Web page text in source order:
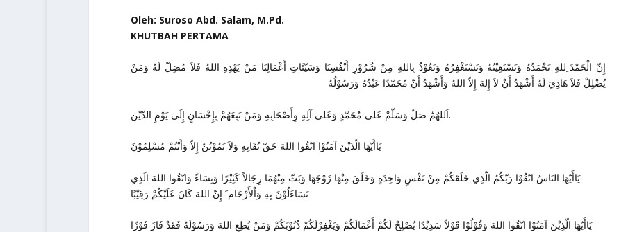
Oleh: Suroso Abd. Salam, M.Pd.
KHUTBAH PERTAMA
إِنّ الْحَمْدَ ِللهِ نَحْمَدُهُ وَنَسْتَعِيْنُهُ وَنَسْتَغْفِرُهُ وَنَعُوْذُ بِاللهِ مِنْ شُرُوْرِ أَنْفُسِنَا وَسَيّئَاتِ أَعْمَالِنَا مَنْ يَهْدِهِ اللهُ فَلاَ مُضِلّ لَهُ وَمَنْ
يُضْلِلْ فَلاَ هَادِيَ لَهُ أَشْهَدُ أَنْ لاَ إِلهَ إِلاّ اللهُ وَأَشْهَدُ أَنّ مُحَمّدًا عَبْدُهُ وَرَسُوْلُهُ
اَللهُمّ صَلّ وَسَلّمْ عَلى مُحَمّدٍ وَعَلى آلِهِ وِأَصْحَابِهِ وَمَنْ تَبِعَهُمْ بِإِحْسَانٍ إِلَى يَوْمِ الدّيْن.
يَاأَيّهَا الّذَيْنَ آمَنُوْا اتّقُوا اللهَ حَقّ تُقَاتِهِ وَلاَ تَمُوْتُنّ إِلاّ وَأَنْتُمْ مُسْلِمُوْنَ
يَاأَيّهَا النَاسُ اتّقُوْا رَبّكُمُ الّذِي خَلَقَكُمْ مِنْ نَفْسٍ وَاحِدَةٍ وَخَلَقَ مِنْهَا زَوْجَهَا وَبَثّ مِنْهُمَا رِجَالاً كَثِيْرًا وَنِسَاءً وَاتّقُوا اللهَ الَذِي
تَسَاءَلُوْنَ بِهِ وَاْلأَرْحَام َ إِنّ اللهَ كَانَ عَلَيْكُمْ رَقِيْبًا
يَاأَيّهَا الّذِيْنَ آمَنُوْا اتّقُوا اللهَ وَقُوْلُوْا قَوْلاً سَدِيْدًا يُصْلِحْ لَكُمْ أَعْمَالَكُمْ وَيَغْفِرْلَكُمْ ذُنُوْبَكُمْ وَمَنْ يُطِعِ اللهَ وَرَسُوْلَهُ فَقَدْ فَازَ فَوْزًا